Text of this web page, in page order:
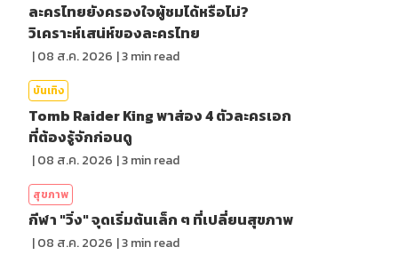
ละครไทยยังครองใจผู้ชมได้หรือไม่?
วิเคราะห์เสน่ห์ของละครไทย
|08 ส.ค. 2026 |3min read
บันเทิง
Tomb Raider King พาส่อง 4 ตัวละครเอก
ที่ต้องรู้จักก่อนดู
|08 ส.ค. 2026 |3min read
สุขภาพ
กีฬา "วิ่ง" จุดเริ่มต้นเล็ก ๆ ที่เปลี่ยนสุขภาพ
|08 ส.ค. 2026 |3min read